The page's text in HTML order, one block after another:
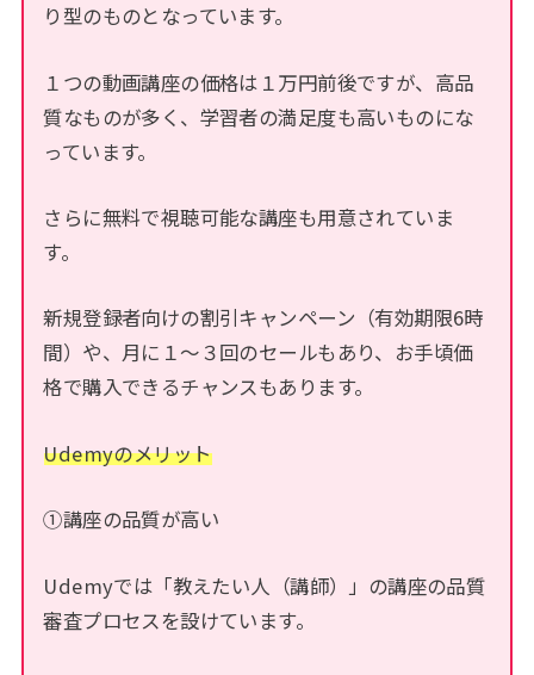
り型のものとなっています。
１つの動画講座の価格は１万円前後ですが、高品
質なものが多く、学習者の満足度も高いものにな
っています。
さらに無料で視聴可能な講座も用意されていま
す。
新規登録者向けの割引キャンペーン（有効期限6時
間）や、月に１～３回のセールもあり、お手頃価
格で購入できるチャンスもあります。
Udemyのメリット
①講座の品質が高い
Udemyでは「教えたい人（講師）」の講座の品質
審査プロセスを設けています。